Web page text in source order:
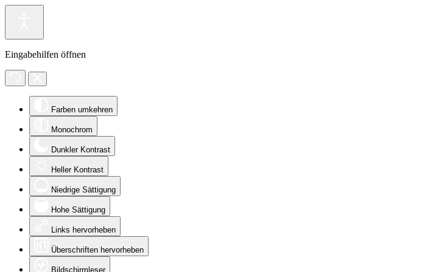
Eingabehilfen öffnen
Farben umkehren
Monochrom
Dunkler Kontrast
Heller Kontrast
Niedrige Sättigung
Hohe Sättigung
Links hervorheben
Überschriften hervorheben
Bildschirmleser